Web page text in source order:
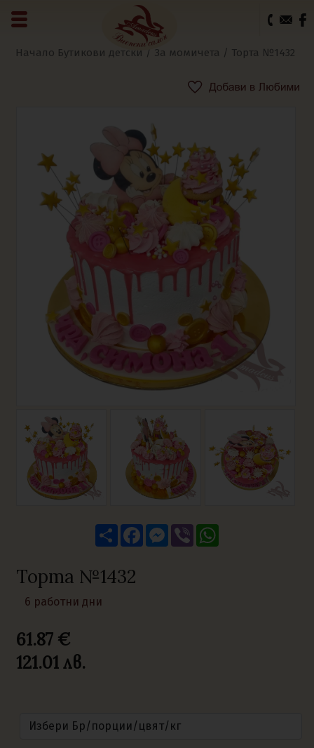
0
Начало Бутикови детски / За момичета / Торта №1432
ShareFacebookMessenger
Viber
Торта №1432
6 работни дни
61.87 €
121.01лв.